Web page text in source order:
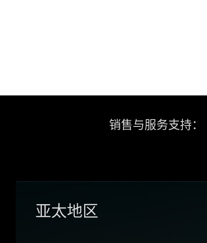
销售与服务支持：
亚太地区